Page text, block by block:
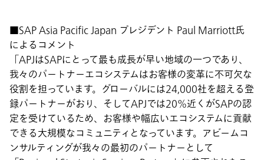
■SAP Asia Pacific Japan プレジデント Paul Marriott氏
によるコメント
「APJはSAPにとって最も成長が早い地域の一つであり、
我々のパートナーエコシステムはお客様の変革に不可欠な
役割を担っています。グローバルには24,000社を超える登
録パートナーがおり、そしてAPJでは20％近くがSAPの認
定を受けているため、お客様や幅広いエコシステムに貢献
できる大規模なコミュニティとなっています。アビームコ
ンサルティングが我々の最初のパートナーとして